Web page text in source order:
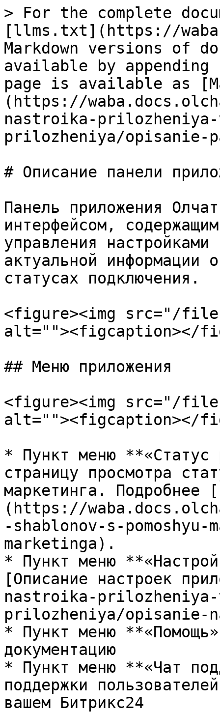
> For the complete
[llms.txt](https://
Markdown versions of
available by
page is available as
(https://
nastroika-
prilozheniya/opisanie-
# Описание панели
Панель приложения
интерфейсом,
управления
актуальной информации
статусах подключения.
<figure><img src="/files/
alt=""><figcaption></
## Меню приложения
<figure><img src="/files/
alt=""><figcaption></
* Пункт меню **«Статус
страницу просмотра
маркетинга. Подробнее
(https://
-shablonov-s-
marketinga).
* Пункт меню
[Описание настроек
nastroika-
prilozheniya/opisanie-
* Пункт меню
документацию
* Пункт меню **«Чат
поддержки
вашем Битрикс24